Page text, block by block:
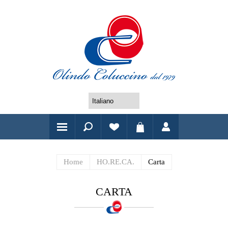
Home HO.RE.CA. Carta
CARTA